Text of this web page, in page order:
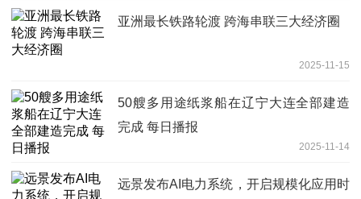
亚洲最长铁路轮渡 跨海串联三大经济圈
2025-11-15
50艘多用途纸浆船在辽宁大连全部建造
完成 每日播报
2025-11-14
远景发布AI电力系统，开启规模化应用时